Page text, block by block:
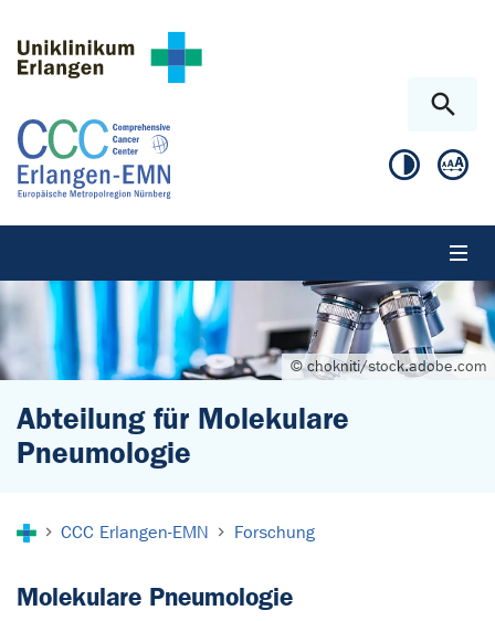
© chokniti/stock.adobe.com
Abteilung für Molekulare
Pneumologie
CCC Erlangen-EMN Forschung
Molekulare Pneumologie